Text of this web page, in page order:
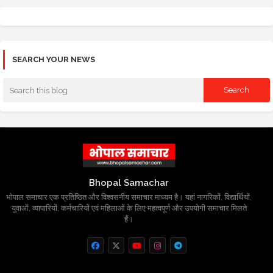
SEARCH YOUR NEWS
Bhopal Samachar
भोपाल समाचार एक प्रतिष्ठित और विश्वसनीय समाचार माध्यम है। यहां नागरिकों, विद्यार्थियों,
युवाओं, व्यापारियों, कर्मचारियों एवं महिलाओं के लिए महत्वपूर्ण और उपयोगी समाचार मिलते
हैं।